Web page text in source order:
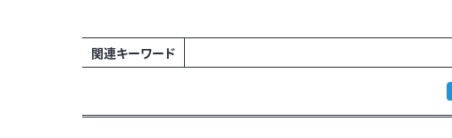
関連キーワード